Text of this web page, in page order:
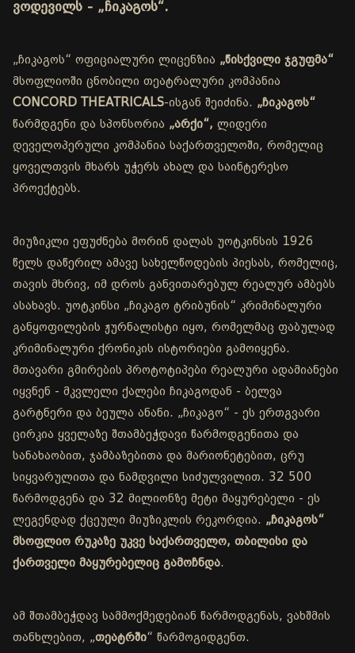
ვოდევილს - „ჩიკაგოს“.
„ჩიკაგოს“ ოფიციალური ლიცენზია „წისქვილი ჯგუფმა“
მსოფლიოში ცნობილი თეატრალური კომპანია
CONCORD THEATRICALS-ისგან შეიძინა. „ჩიკაგოს“
წარმდგენი და სპონსორია „არქი“, ლიდერი
დეველოპერული კომპანია საქართველოში, რომელიც
ყოველთვის მხარს უჭერს ახალ და საინტერესო
პროექტებს.
მიუზიკლი ეფუძნება მორინ დალას უოტკინსის 1926
წელს დაწერილ ამავე სახელწოდების პიესას, რომელიც,
თავის მხრივ, იმ დროს განვითარებულ რეალურ ამბებს
ასახავს. უოტკინსი „ჩიკაგო ტრიბუნის“ კრიმინალური
განყოფილების ჟურნალისტი იყო, რომელმაც ფაბულად
კრიმინალური ქრონიკის ისტორიები გამოიყენა.
მთავარი გმირების პროტოტიპები რეალური ადამიანები
იყვნენ - მკვლელი ქალები ჩიკაგოდან - ბელვა
გარტნერი და ბეულა ანანი. „ჩიკაგო“ - ეს ერთგვარი
ცირკია ყველაზე შთამბეჭდავი წარმოდგენითა და
სანახაობით, ჯამბაზებითა და მარიონეტებით, ცრუ
სიყვარულითა და ნამდვილი სიძულვილით. 32 500
წარმოდგენა და 32 მილიონზე მეტი მაყურებელი - ეს
ლეგენდად ქცეული მიუზიკლის რეკორდია. „ჩიკაგოს“
მსოფლიო რუკაზე უკვე საქართველო, თბილისი და
ქართველი მაყურებელიც გამოჩნდა.
ამ შთამბეჭდავ სამმოქმედებიან წარმოდგენას, ვახშმის
თანხლებით, „თეატრში“ წარმოგიდგენთ.